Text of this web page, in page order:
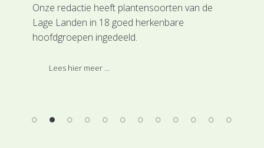
Onze redactie heeft plantensoorten van de
Lage Landen in 18 goed herkenbare
hoofdgroepen ingedeeld.
grote familie, de Rozenfamilie of Rosaceae, en
Lees hier meer ...